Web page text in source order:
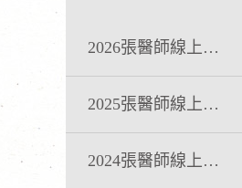
2026張醫師線上課程
2025張醫師線上課程
2024張醫師線上課程